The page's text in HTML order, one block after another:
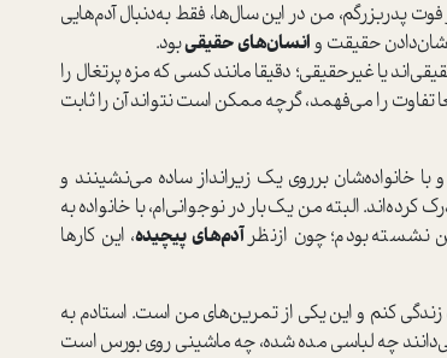
پدربزرگم، من در این سال‌ها، فقط به‌دنبال آدم‌هایی
حقیقت وانسان‌های حقیقیبود.
یا غیرحقیقی؛ دقیقا مانند کسی که مزه پرتغال را
را می‌فهمد، گرچه ممکن ا‌ست نتواند آن را ثابت
با خانواده‌شان برروی یک زیرانداز ساده می‌نشینند و
البته من یک‌بار در نوجوانی‌ام، با خانواده به
نشسته بودم؛ چون ازنظرآدم‌های پیچیده، این کارها
زندگی کنم و این یکی از تمرین‌های من ا‌ست. ا‌ستادم به
چه لباسی مده شده، چه ماشینی روی بورس ا‌ست